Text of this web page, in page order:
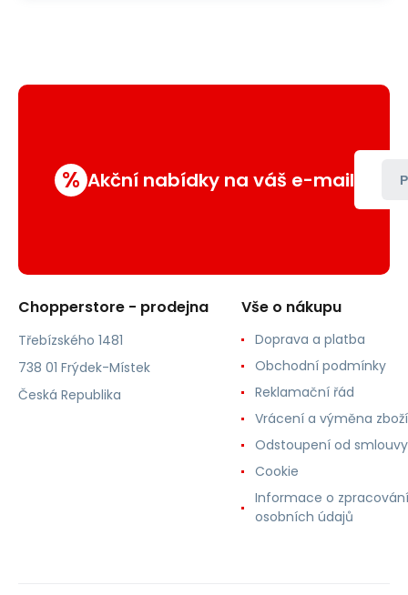
% Akční nabídky na váš e-mail
Chopperstore - prodejna
Třebízského 1481
738 01 Frýdek-Místek
Česká Republika
Vše o nákupu
Doprava a platba
Obchodní podmínky
Reklamační řád
Vrácení a výměna zboží
Odstoupení od smlouvy
Cookie
Informace o zpracování
osobních údajů